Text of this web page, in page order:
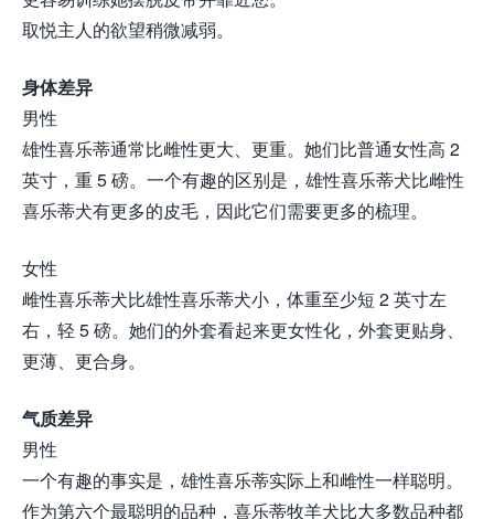
取悦主人的欲望稍微减弱。
身体差异
男性
雄性喜乐蒂通常比雌性更大、更重。她们比普通女性高 2
英寸，重 5 磅。一个有趣的区别是，雄性喜乐蒂犬比雌性
喜乐蒂犬有更多的皮毛，因此它们需要更多的梳理。
女性
雌性喜乐蒂犬比雄性喜乐蒂犬小，体重至少短 2 英寸左
右，轻 5 磅。她们的外套看起来更女性化，外套更贴身、
更薄、更合身。
气质差异
男性
一个有趣的事实是，雄性喜乐蒂实际上和雌性一样聪明。
作为第六个最聪明的品种，喜乐蒂牧羊犬比大多数品种都